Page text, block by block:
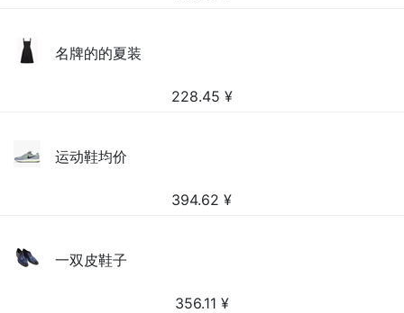
名牌的的夏装
228.45 ¥
运动鞋均价
394.62 ¥
一双皮鞋子
356.11 ¥